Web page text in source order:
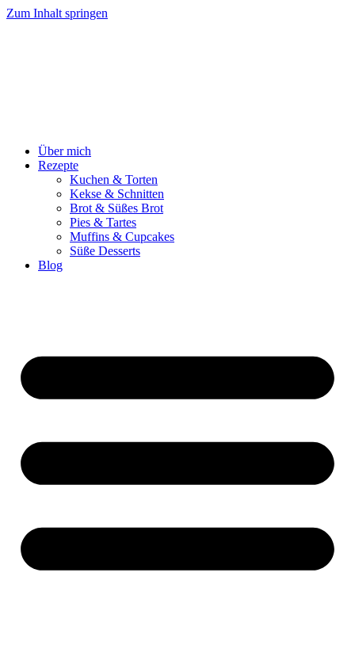
Zum Inhalt springen
Über mich
Rezepte
Kuchen & Torten
Kekse & Schnitten
Brot & Süßes Brot
Pies & Tartes
Muffins & Cupcakes
Süße Desserts
Blog